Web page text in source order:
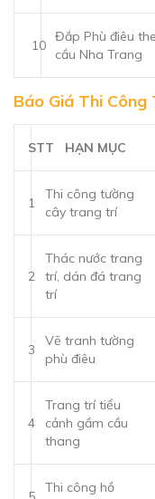
10
Đắp Phù điêu
cầu Nha Trang
Báo Giá Thi
STT HẠN MỤC
1
Thi công tường
cây trang trí
2
Thác nước trang
trí, dán đá trang
trí
3
Vẽ tranh tường
phù điêu
4
Trang trí tiểu
cảnh gầm cầu
thang
Thi công hồ